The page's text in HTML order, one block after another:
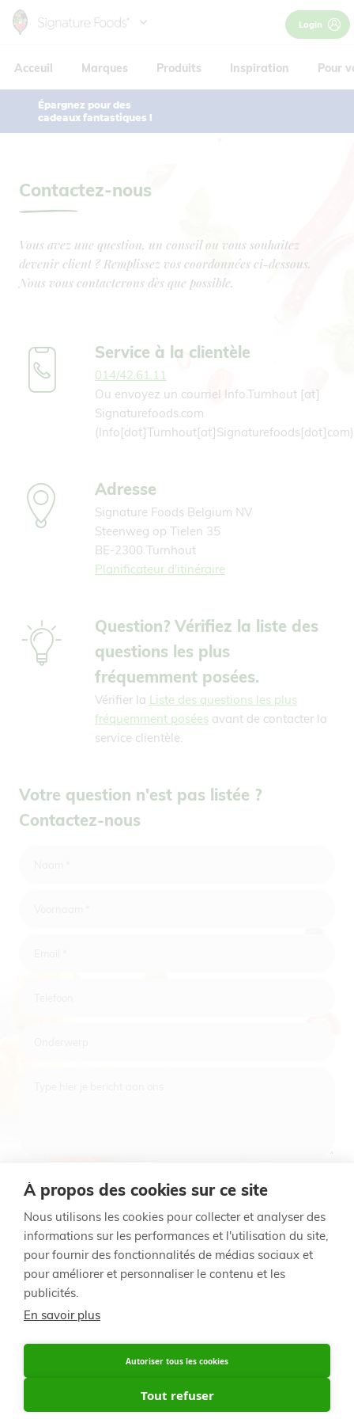
À propos des cookies sur ce site
Nous utilisons les cookies pour collecter et analyser des
informations sur les performances et l'utilisation du site,
pour fournir des fonctionnalités de médias sociaux et
pour améliorer et personnaliser le contenu et les
publicités.
En savoir plus
Autoriser tous les cookies
Tout refuser
Skip
main
content
Login
Acceuil Marques Produits Inspiration Pour
Épargnez pour des
cadeaux fantastiques !
Contactez-nous
Vous avez une question, un conseil ou vous souhaitez
devenir client ? Remplissez vos coordonnées ci-dessous.
Nous vous contacterons dès que possible.
Service à la clientèle
014/42.61.11
Ou envoyez un courriel Info.Turnhout [at]
Signaturefoods.com
(Info[dot]Turnhout[at]Signaturefoods[dot]com)
Question? Vérifiez la liste des
questions les plus
fréquemment posées.
Vérifier la Liste des questions les plus
fréquemment posées avant de contacter la
service clientèle.
Adresse
Signature Foods Belgium NV
Steenweg op Tielen 35
BE-2300 Turnhout
Planificateur d'itinéraire
Votre question n'est pas listée ?
Contactez-nous
Indienen
Belgique / FR
België / NL
Belgique / FR
Voet
© 2014 - 2020 Signature Foods
Règlement des points de fidélité